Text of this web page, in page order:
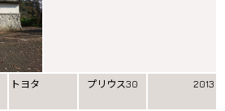
トヨタ プリウス30 2013